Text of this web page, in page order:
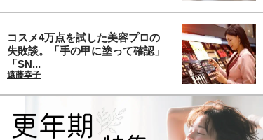
コスメ4万点を試した美容プロの
失敗談。「手の甲に塗って確認」
「SN...
遠藤幸子